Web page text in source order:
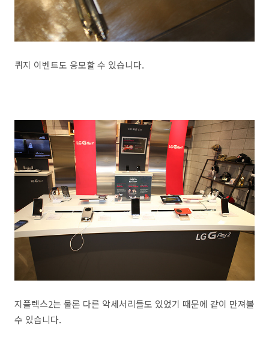
퀴지 이벤트도 응모할 수 있습니다.
지플렉스2는 물론 다른 악세서리들도 있었기 때문에 같이 만져볼
수 있습니다.